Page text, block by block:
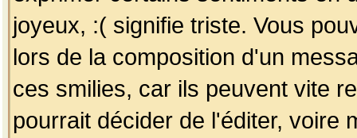
joyeux, :( signifie triste. Vous
lors de la composition d'un
ces smilies, car ils peuvent vite
pourrait décider de l'éditer, voire